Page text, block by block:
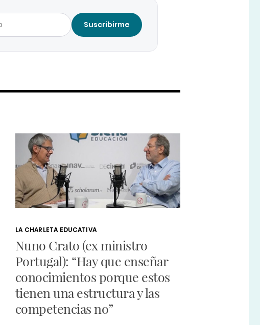
Suscribirme
LA CHARLETA EDUCATIVA
Nuno Crato (ex ministro
Portugal): “Hay que enseñar
conocimientos porque estos
tienen una estructura y las
competencias no”